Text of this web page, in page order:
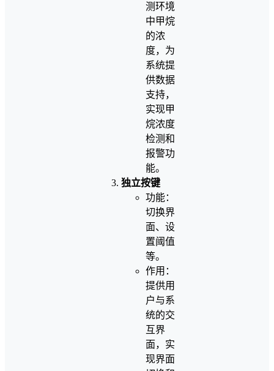
测环境
中甲烷
的浓
度，为
系统提
供数据
支持，
实现甲
烷浓度
检测和
报警功
能。
独立按键
功能：
切换界
面、设
置阈值
等。
作用：
提供用
户与系
统的交
互界
面，实
现界面